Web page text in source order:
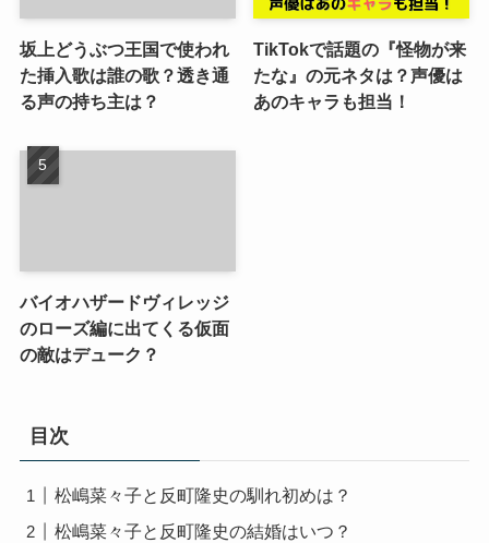
坂上どうぶつ王国で使われ
た挿入歌は誰の歌？透き通
る声の持ち主は？
TikTokで話題の『怪物が来
たな』の元ネタは？声優は
あのキャラも担当！
バイオハザードヴィレッジ
のローズ編に出てくる仮面
の敵はデューク？
目次
松嶋菜々子と反町隆史の馴れ初めは？
松嶋菜々子と反町隆史の結婚はいつ？